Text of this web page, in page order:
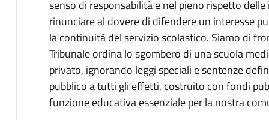
senso di responsabilità e nel pieno rispetto
rinunciare al dovere di difendere un interesse
la continuità del servizio scolastico. Siamo di
Tribunale ordina lo sgombero di una scuola
privato, ignorando leggi speciali e sentenze
pubblico a tutti gli effetti, costruito con fondi
funzione educativa essenziale per la nostra